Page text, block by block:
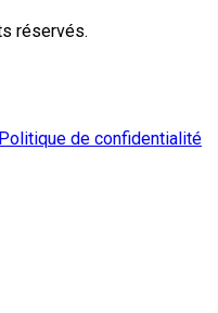
réservés.
Politique de confidentialité